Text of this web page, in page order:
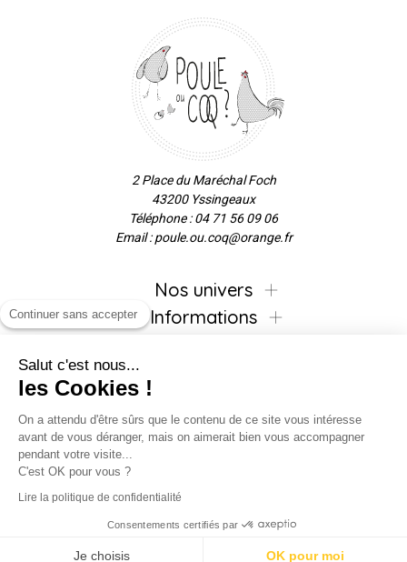
2 Place du Maréchal Foch
43200 Yssingeaux
Téléphone : 04 71 56 09 06
Email : poule.ou.coq@orange.fr
Nos univers
Informations
Inscrivez-vous à la newsletter !
Continuer sans accepter
Salut c'est nous...
les Cookies !
On a attendu d'être sûrs que le contenu de ce site vous intéresse
avant de vous déranger, mais on aimerait bien vous accompagner
pendant votre visite...
C'est OK pour vous ?
Lire la politique de confidentialité
Consentements certifiés par
Je choisis OK pour moi